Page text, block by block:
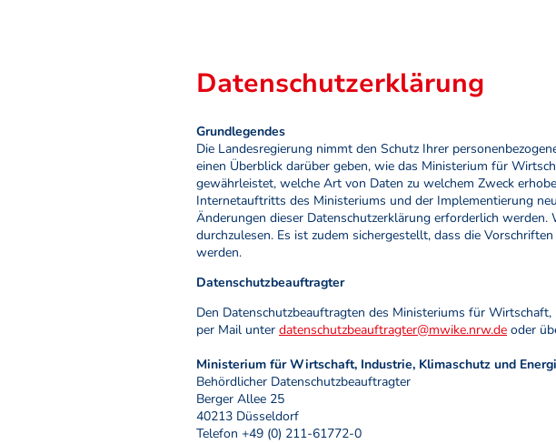
Datenschutzerklärung
Grundlegendes
Die Landesregierung nimmt den Schutz Ihrer
einen Überblick darüber geben, wie das Ministerium für
gewährleistet, welche Art von Daten zu welchem Zweck
Internetauftritts des Ministeriums und der Implementierung
Änderungen dieser Datenschutzerklärung erforderlich
durchzulesen. Es ist zudem sichergestellt, dass die
werden.
Datenschutzbeauftragter
Den Datenschutzbeauftragten des Ministeriums für
per Mail unter datenschutzbeauftragter@mwike.nrw.de oder
Ministerium für Wirtschaft, Industrie, Klimaschutz und
Behördlicher Datenschutzbeauftragter
Berger Allee 25
40213 Düsseldorf
Telefon +49 (0) 211-61772-0